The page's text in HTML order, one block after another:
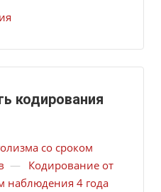
кодирования
со сроком
—
Кодирование от
наблюдения 4 года